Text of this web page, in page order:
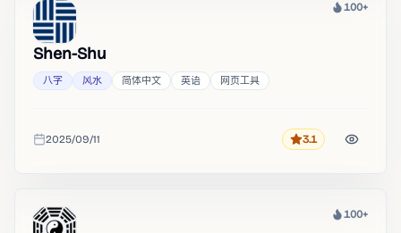
热度
100+
Shen-Shu
八字 风水 简体中文 英语 网页工具
收录时间
2025/09/11 评分3.1
热度
100+